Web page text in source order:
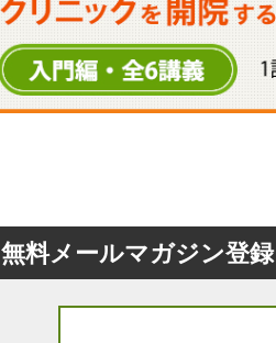
無料メールマガジン登録